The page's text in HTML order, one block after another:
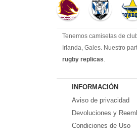
Tenemos camisetas de
Irlanda, Gales. Nuestro
rugby replicas.
INFORMACIÓN
Aviso de privacidad
Devoluciones y
Condiciones de Uso